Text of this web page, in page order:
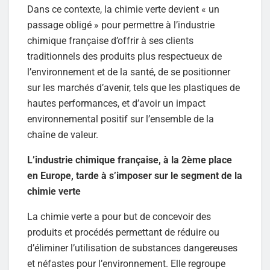
Dans ce contexte, la chimie verte devient « un
passage obligé » pour permettre à l’industrie
chimique française d’offrir à ses clients
traditionnels des produits plus respectueux de
l’environnement et de la santé, de se positionner
sur les marchés d’avenir, tels que les plastiques de
hautes performances, et d’avoir un impact
environnemental positif sur l’ensemble de la
chaîne de valeur.
L’industrie chimique française, à la 2ème place
en Europe, tarde à s’imposer sur le segment de la
chimie verte
La chimie verte a pour but de concevoir des
produits et procédés permettant de réduire ou
d’éliminer l’utilisation de substances dangereuses
et néfastes pour l’environnement. Elle regroupe